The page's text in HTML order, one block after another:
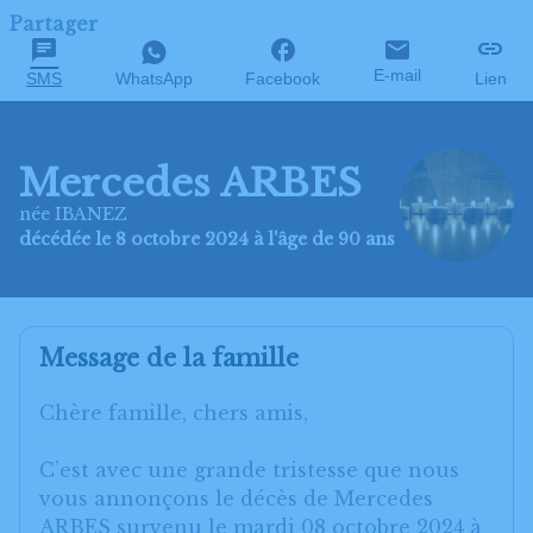
Partager
SMS WhatsApp Facebook E-mail Lien
Mercedes ARBES
née IBANEZ
décédée le 8 octobre 2024 à l'âge de 90 ans
Message de la famille
Chère famille, chers amis,
C’est avec une grande tristesse que nous
vous annonçons le décès de Mercedes
ARBES survenu le mardi 08 octobre 2024 à